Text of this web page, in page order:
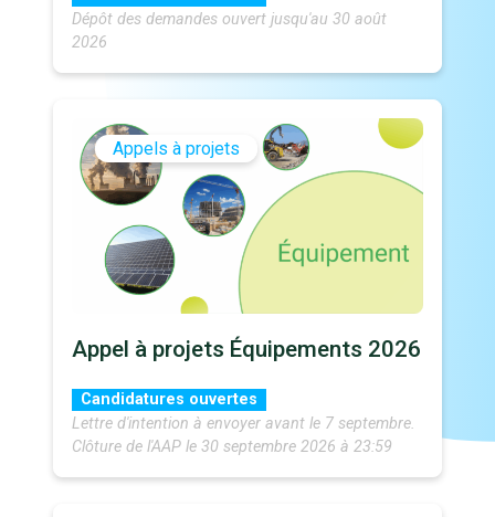
Dépôt des demandes ouvert jusqu'au 30 août
2026
Appels à projets
Appel à projets Équipements 2026
Candidatures ouvertes
Lettre d'intention à envoyer avant le 7 septembre.
Clôture de l'AAP le 30 septembre 2026 à 23:59